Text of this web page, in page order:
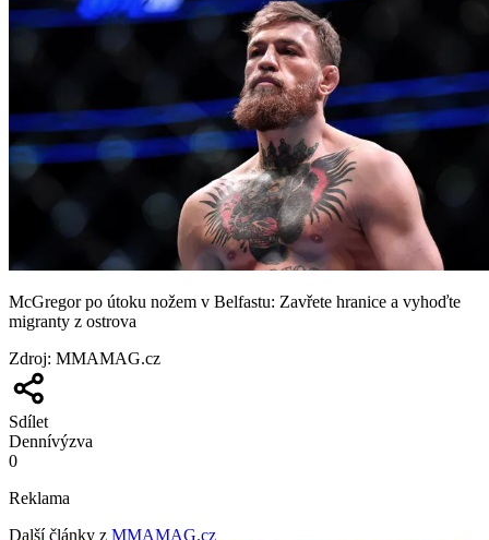
McGregor po útoku nožem v Belfastu: Zavřete hranice a vyhoďte
migranty z ostrova
Zdroj: MMAMAG.cz
Sdílet
Dennívýzva
0
Reklama
Další články z MMAMAG.cz